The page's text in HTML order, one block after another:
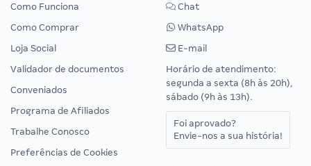
Como Funciona
Como Comprar
Loja Social
Validador de documentos
Conveniados
Programa de Afiliados
Trabalhe Conosco
Preferências de Cookies
Chat
WhatsApp
E-mail
Horário de atendimento:
segunda a sexta (8h às 20h),
sábado (9h às 13h).
Foi aprovado?
Envie-nos a sua história!